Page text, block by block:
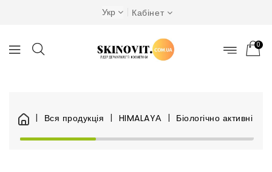
Укр Кабінет
0
Вся продукція HIMALAYА Біологічно активні